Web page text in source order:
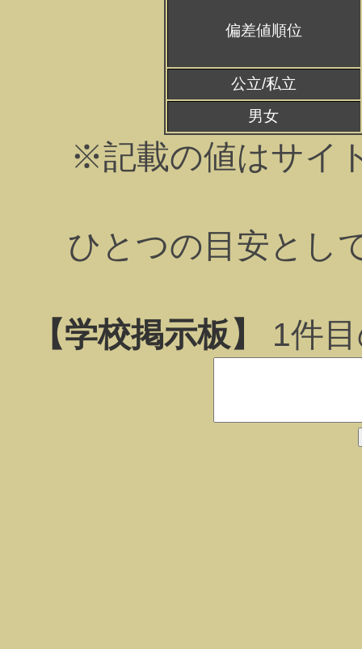
偏差値順位
公立/私立
男女
※記載の値はサイ
ひとつの目安とし
【学校掲示板】 1件